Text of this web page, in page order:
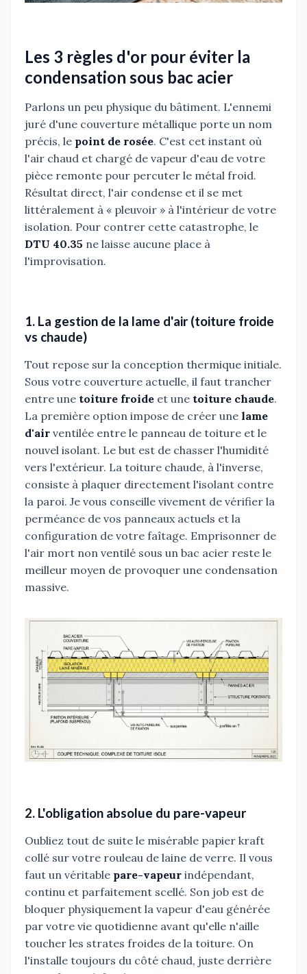
Les 3 règles d'or pour éviter la
condensation sous bac acier
Parlons un peu physique du bâtiment. L'ennemi
juré d'une couverture métallique porte un nom
précis, le point de rosée. C'est cet instant où
l'air chaud et chargé de vapeur d'eau de votre
pièce remonte pour percuter le métal froid.
Résultat direct, l'air condense et il se met
littéralement à « pleuvoir » à l'intérieur de votre
isolation. Pour contrer cette catastrophe, le
DTU 40.35 ne laisse aucune place à
l'improvisation.
1. La gestion de la lame d'air (toiture froide
vs chaude)
Tout repose sur la conception thermique initiale.
Sous votre couverture actuelle, il faut trancher
entre une toiture froide et une toiture chaude.
La première option impose de créer une lame
d'air ventilée entre le panneau de toiture et le
nouvel isolant. Le but est de chasser l'humidité
vers l'extérieur. La toiture chaude, à l'inverse,
consiste à plaquer directement l'isolant contre
la paroi. Je vous conseille vivement de vérifier la
perméance de vos panneaux actuels et la
configuration de votre faîtage. Emprisonner de
l'air mort non ventilé sous un bac acier reste le
meilleur moyen de provoquer une condensation
massive.
2. L'obligation absolue du pare-vapeur
Oubliez tout de suite le misérable papier kraft
collé sur votre rouleau de laine de verre. Il vous
faut un véritable pare-vapeur indépendant,
continu et parfaitement scellé. Son job est de
bloquer physiquement la vapeur d'eau générée
par votre vie quotidienne avant qu'elle n'aille
toucher les strates froides de la toiture. On
l'installe toujours du côté chaud, juste derrière